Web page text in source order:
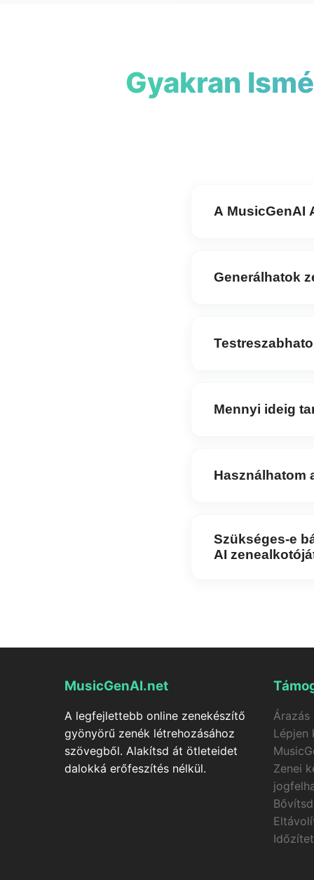
Gyakran
A MusicGenAI
Generálhatok
Mennyi ideig
Használhatom
Szükséges-e
AI
MusicGenAI.net
A legfejlettebb online zenekészítő
gyönyörű zenék létrehozásához
szövegből. Alakítsd át ötleteidet
dalokká erőfeszítés nélkül.
Árazás
Lépjen
Zenei